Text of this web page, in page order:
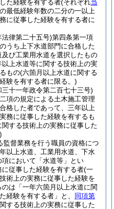
た経験を有する者(それぞれ当
最低経験年数の二分の一以上
に従事した経験を有する者に
律第二十五号)第四条第一項
うち上下水道部門に合格した
び工業用水道を選択したもの
以上水道等に関する技術上の実
もの(六箇月以上水道に関する
験を有する者に限る。)
三十一年政令第二百七十三号)
項の規定による土木施工管理
格した者であって、三年以上
務に従事した経験を有するも
する技術上の実務に従事した
監督業務を行う職員の資格につ
以上水道、工業用水道、下水
項において「水道等」とい
従事した経験を有する者(一
術上の実務に従事した経験を
のは「一年六箇月以上水道に関
経験を有する者」と、 同項第
する技術上の実務に従事した